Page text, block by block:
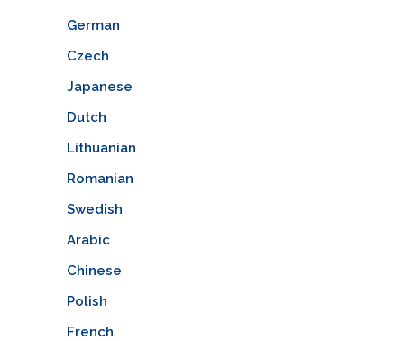
German
Czech
Japanese
Dutch
Lithuanian
Romanian
Swedish
Arabic
Chinese
Polish
French